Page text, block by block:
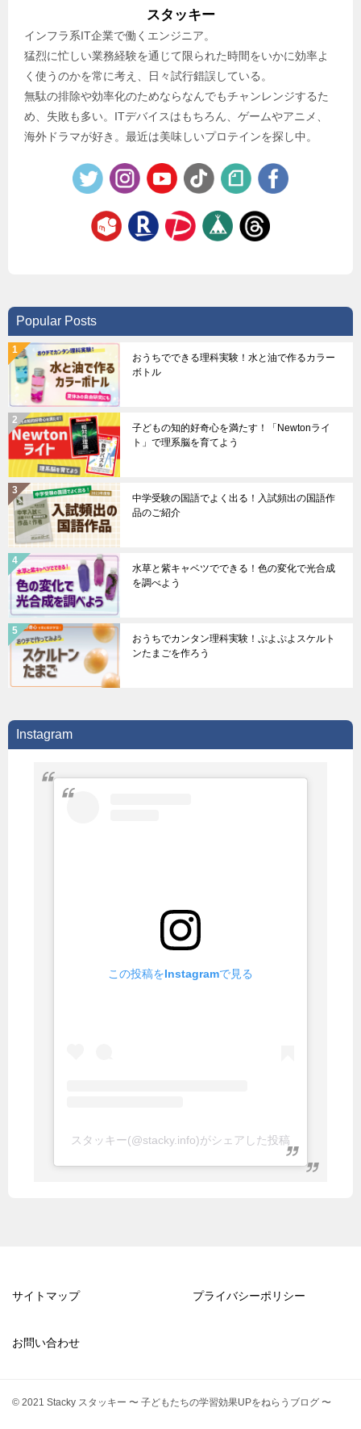
スタッキー
インフラ系IT企業で働くエンジニア。
猛烈に忙しい業務経験を通じて限られた時間をいかに効率よ
く使うのかを常に考え、日々試行錯誤している。
無駄の排除や効率化のためならなんでもチャンレンジするた
め、失敗も多い。ITデバイスはもちろん、ゲームやアニメ、
海外ドラマが好き。最近は美味しいプロテインを探し中。
Popular Posts
おうちでできる理科実験！水と油で作るカラー
ボトル
子どもの知的好奇心を満たす！「Newtonライ
ト」で理系脳を育てよう
中学受験の国語でよく出る！入試頻出の国語作
品のご紹介
水草と紫キャベツでできる！色の変化で光合成
を調べよう
おうちでカンタン理科実験！ぷよぷよスケルト
ンたまごを作ろう
Instagram
この投稿をInstagramで見る
スタッキー(@stacky.info)がシェアした投稿
サイトマップ プライバシーポリシー
お問い合わせ
© 2021 Stacky スタッキー 〜 子どもたちの学習効果UPをねらうブログ 〜